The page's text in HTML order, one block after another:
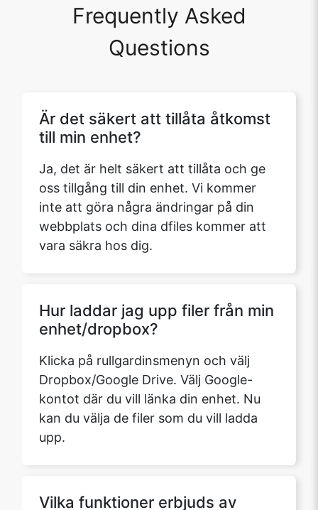
Frequently Asked
Questions
Är det säkert att tillåta åtkomst
till min enhet?
Ja, det är helt säkert att tillåta och ge
oss tillgång till din enhet. Vi kommer
inte att göra några ändringar på din
webbplats och dina dfiles kommer att
vara säkra hos dig.
Hur laddar jag upp filer från min
enhet/dropbox?
Klicka på rullgardinsmenyn och välj
Dropbox/Google Drive. Välj Google-
kontot där du vill länka din enhet. Nu
kan du välja de filer som du vill ladda
upp.
Vilka funktioner erbjuds av